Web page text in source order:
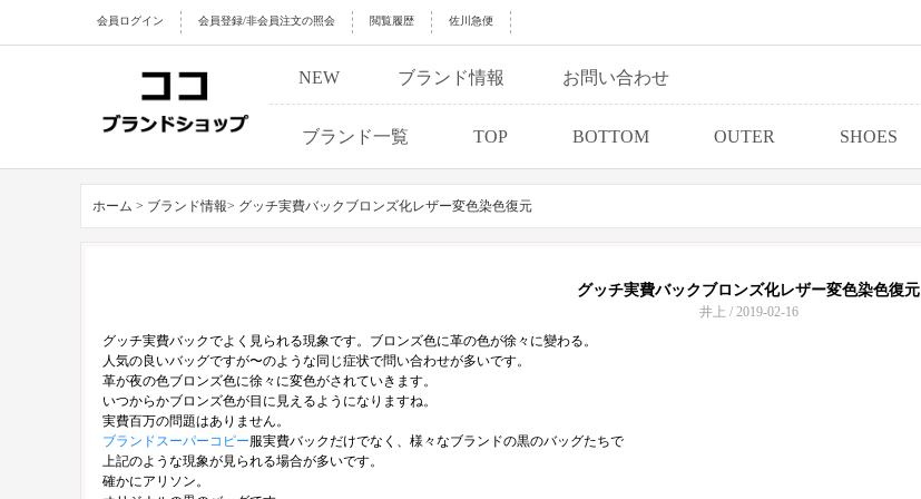
会員ログイン 会員登録/非会員注文の照会 閲覧履歴 佐川急便
NEW ブランド情報 お問い合わせ
ブランド一覧 TOP BOTTOM OUTER SHOES
ホーム > ブランド情報> グッチ実費バックブロンズ化レザー変色染色復元
グッチ実費バックブロンズ化レザー変色染色復元
井上 / 2019-02-16
グッチ実費バックでよく見られる現象です。ブロンズ色に革の色が徐々に變わる。
人気の良いバッグですが〜のような同じ症状で問い合わせが多いです。
革が夜の色ブロンズ色に徐々に変色がされていきます。
いつからかブロンズ色が目に見えるようになりますね。
実費百万の問題はありません。
ブランドスーパーコピー服実費バックだけでなく、様々なブランドの黒のバッグたちで
上記のような現象が見られる場合が多いです。
確かにアリソン。